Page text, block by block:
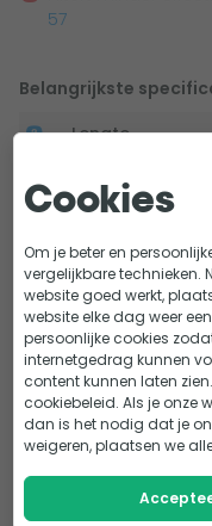
Unicel filter 4CH-949
Ook voor andere
geschikt, als de oude
afmetingen en sluiting
57
Belangrijkste
Lengte
Diameter
Onderkant filter
Bovenkant filter
Antibacterieel
Bekijk
Lastig kiezen?
ADVIES Wanneer
Cookies
Om je beter en
vergelijkbare technieken.
website goed werkt,
website elke dag weer
persoonlijke cookies
internetgedrag kunnen
content kunnen laten
cookiebeleid. Als je onze
dan is het nodig dat je
weigeren, plaatsen we